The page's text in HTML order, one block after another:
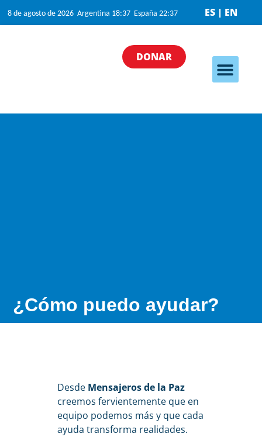
8 de agosto de 2026 Argentina 18:37 España 22:37 ES | EN
DONAR
¿Cómo puedo ayudar?
Desde Mensajeros de la Paz
creemos fervientemente que en
equipo podemos más y que cada
ayuda transforma realidades.